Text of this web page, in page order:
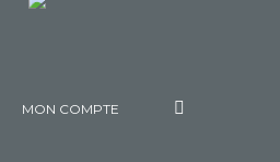
MON COMPTE